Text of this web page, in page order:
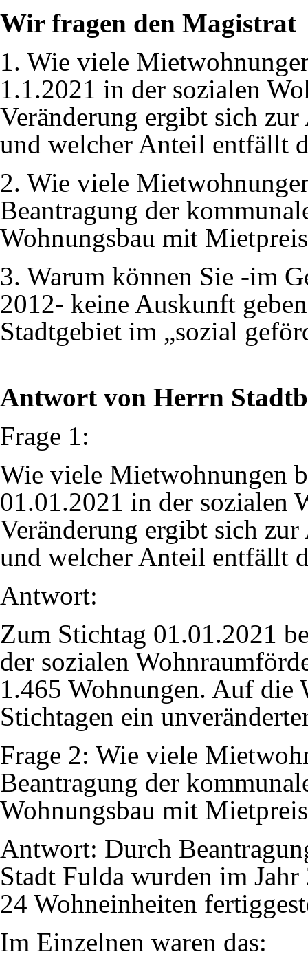
Wir fragen den Magistrat
1. Wie viele
1.1.2021 in der sozialen
Veränderung ergibt sich
und welcher Anteil entfällt
2. Wie viele
Beantragung der
Wohnungsbau mit
3. Warum können Sie -im
2012- keine Auskunft
Stadtgebiet im „sozial
Antwort von Herrn
Frage 1:
Wie viele Mietwohnungen
01.01.2021 in der sozialen
Veränderung ergibt sich
und welcher Anteil entfällt
Antwort:
Zum Stichtag 01.01.2021
der sozialen
1.465 Wohnungen. Auf die
Stichtagen ein
Frage 2: Wie viele
Beantragung der
Wohnungsbau mit
Antwort: Durch
Stadt Fulda wurden im
24 Wohneinheiten
Im Einzelnen waren das: